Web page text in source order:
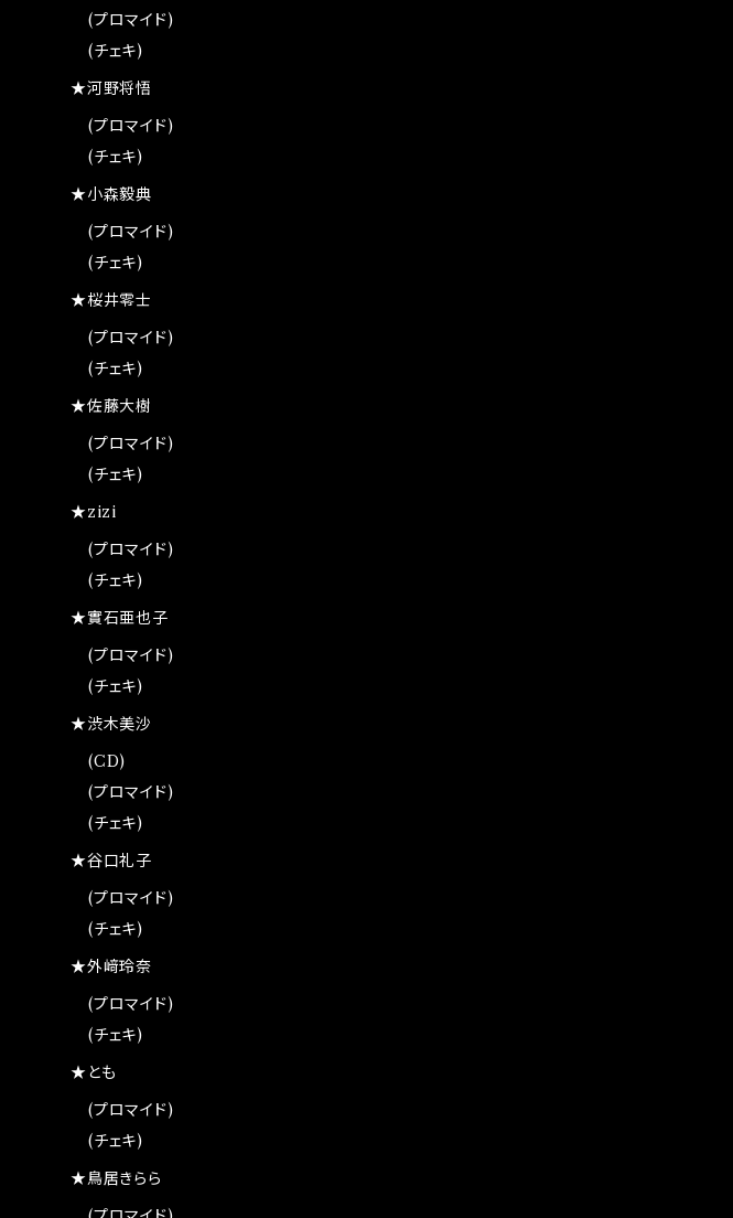
(プロマイド)
(チェキ)
★河野将悟
(プロマイド)
(チェキ)
★小森毅典
(プロマイド)
(チェキ)
★桜井零士
(プロマイド)
(チェキ)
★佐藤大樹
(プロマイド)
(チェキ)
★zizi
(プロマイド)
(チェキ)
★實石亜也子
(プロマイド)
(チェキ)
★渋木美沙
(CD)
(プロマイド)
(チェキ)
★谷口礼子
(プロマイド)
(チェキ)
★外﨑玲奈
(プロマイド)
(チェキ)
★とも
(プロマイド)
(チェキ)
★鳥居きらら